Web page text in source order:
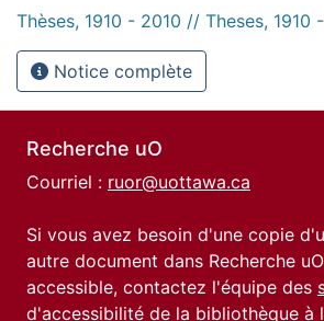
Thèses, 1910 - 2010 // Theses, 1910
Notice complète
Recherche uO
Courriel : ruor@uottawa.ca
Si vous avez besoin d'une copie
autre document dans Recherche
accessible, contactez l'équipe des
d'accessibilité de la bibliothèque à